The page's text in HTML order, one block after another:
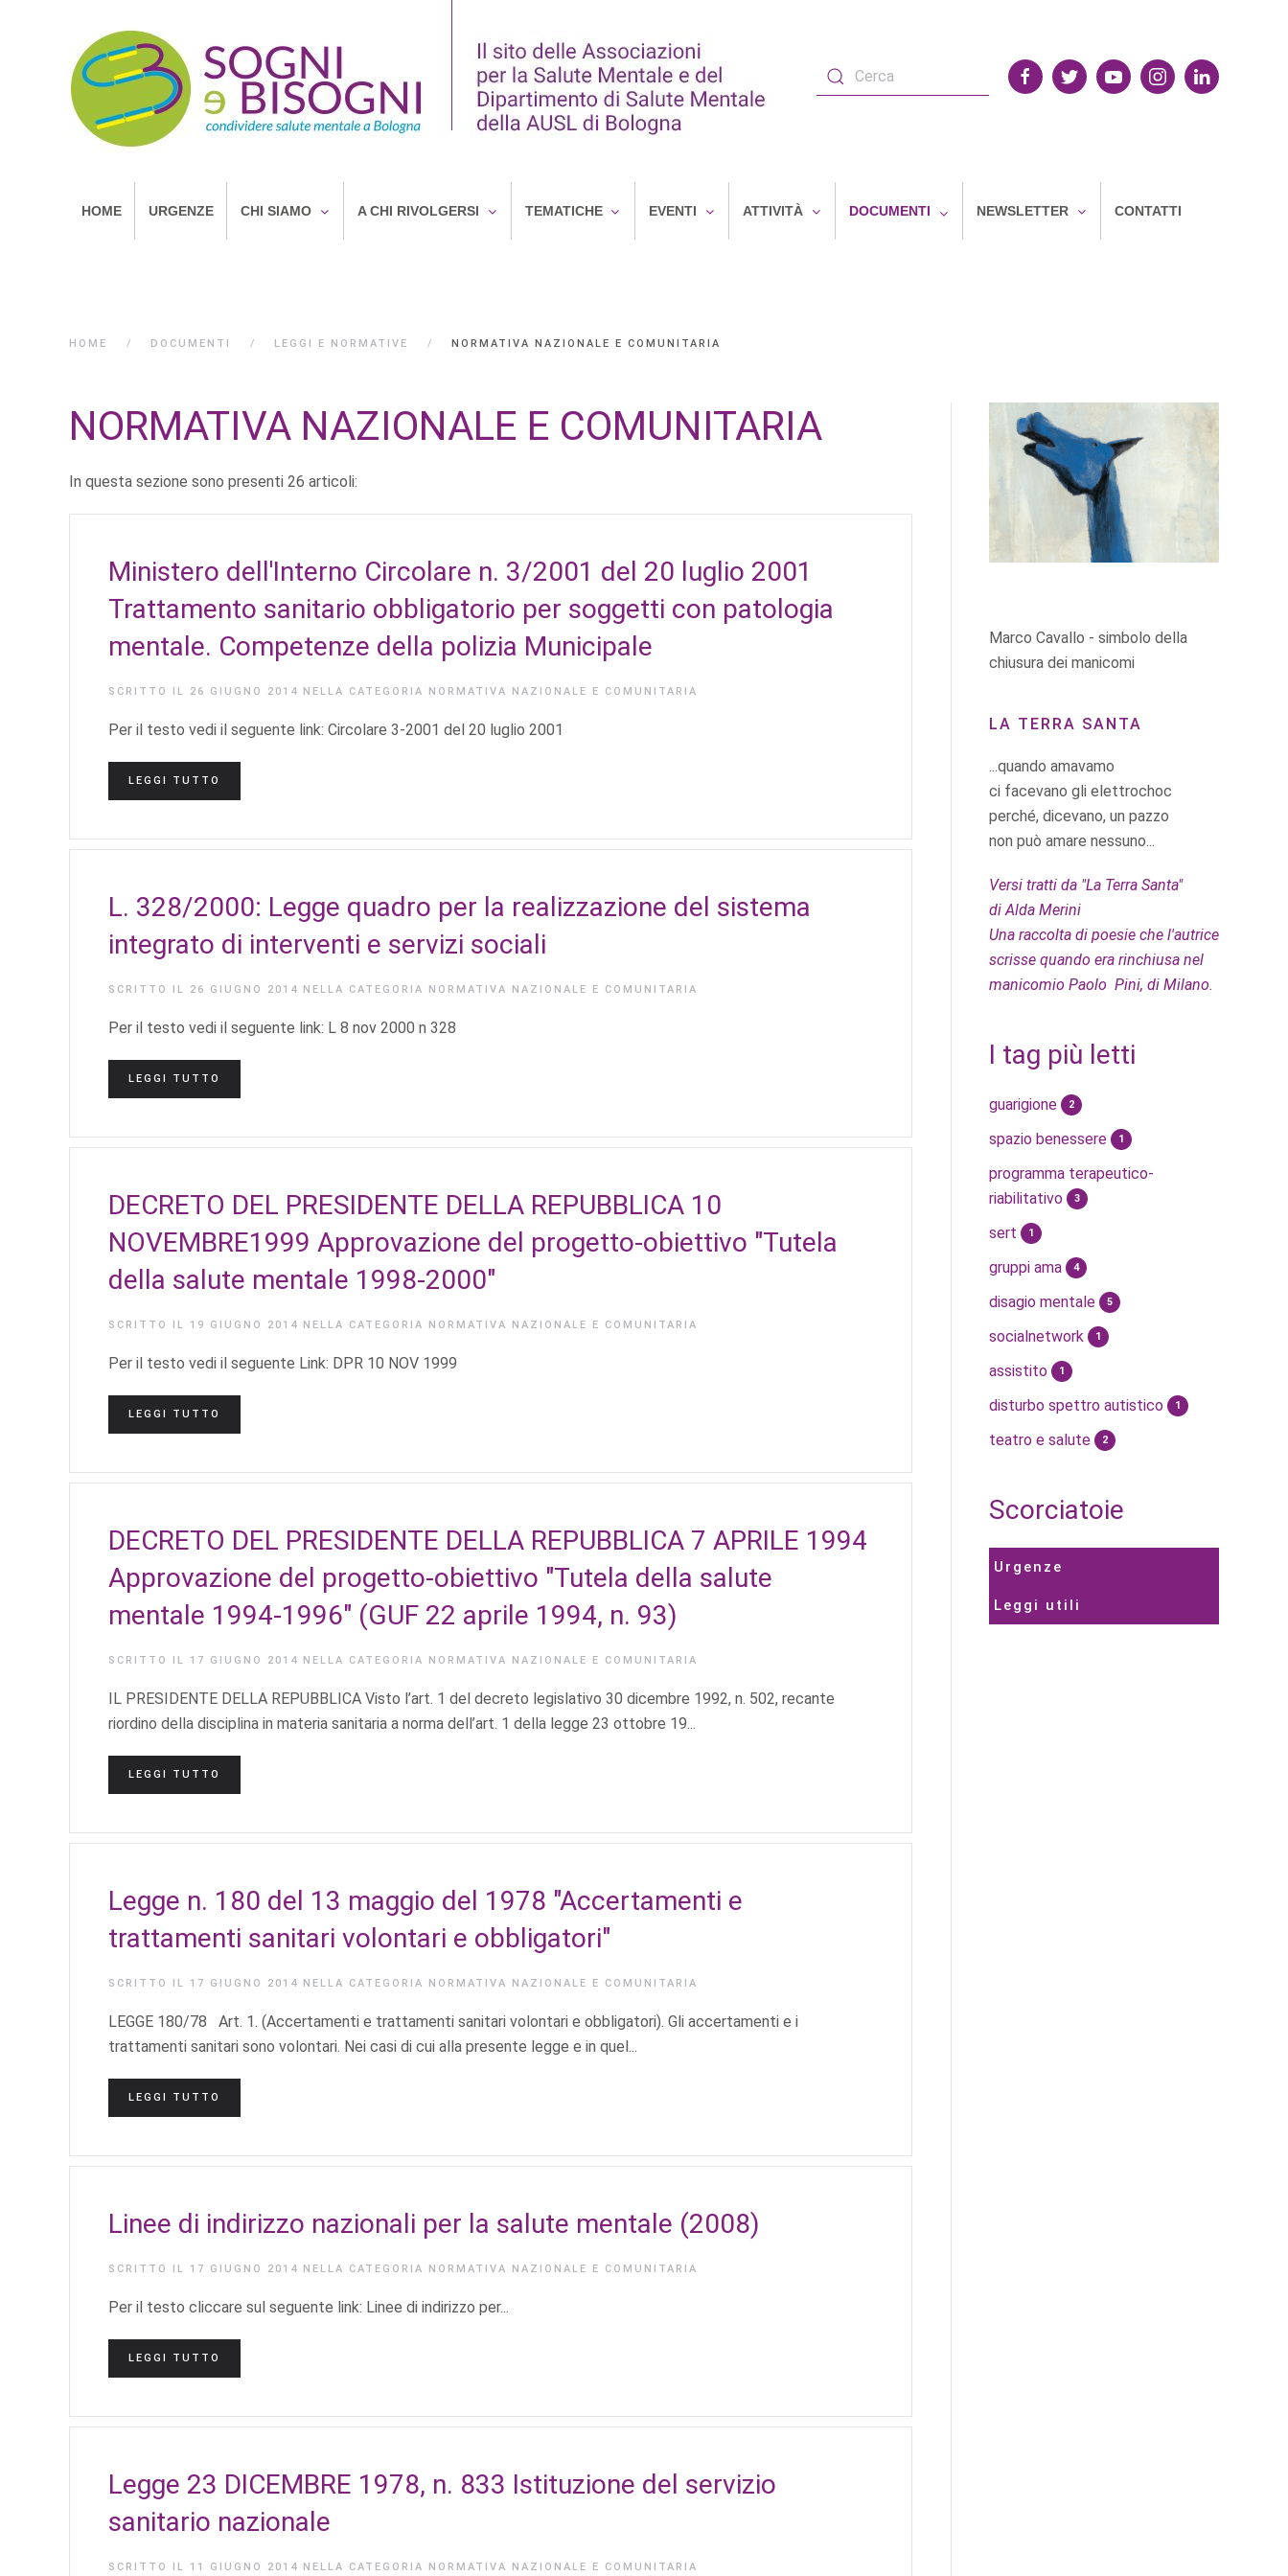
HOME URGENZE CHI SIAMO A CHI RIVOLGERSI TEMATICHE EVENTI ATTIVITÀ DOCUMENTI NEWSLETTER CONTATTI
HOME DOCUMENTI LEGGI E NORMATIVE NORMATIVA NAZIONALE E COMUNITARIA
NORMATIVA NAZIONALE E COMUNITARIA
In questa sezione sono presenti 26 articoli:
Ministero dell'Interno Circolare n. 3/2001 del 20 luglio 2001
Trattamento sanitario obbligatorio per soggetti con patologia
mentale. Competenze della polizia Municipale
SCRITTO IL 26 GIUGNO 2014 NELLA CATEGORIA NORMATIVA NAZIONALE E COMUNITARIA
Per il testo vedi il seguente link: Circolare 3-2001 del 20 luglio 2001
LEGGI TUTTO
L. 328/2000: Legge quadro per la realizzazione del sistema
integrato di interventi e servizi sociali
SCRITTO IL 26 GIUGNO 2014 NELLA CATEGORIA NORMATIVA NAZIONALE E COMUNITARIA
Per il testo vedi il seguente link: L 8 nov 2000 n 328
LEGGI TUTTO
DECRETO DEL PRESIDENTE DELLA REPUBBLICA 10
NOVEMBRE1999 Approvazione del progetto-obiettivo "Tutela
della salute mentale 1998-2000"
SCRITTO IL 19 GIUGNO 2014 NELLA CATEGORIA NORMATIVA NAZIONALE E COMUNITARIA
Per il testo vedi il seguente Link: DPR 10 NOV 1999
LEGGI TUTTO
DECRETO DEL PRESIDENTE DELLA REPUBBLICA 7 APRILE 1994
Approvazione del progetto-obiettivo "Tutela della salute
mentale 1994-1996" (GUF 22 aprile 1994, n. 93)
SCRITTO IL 17 GIUGNO 2014 NELLA CATEGORIA NORMATIVA NAZIONALE E COMUNITARIA
IL PRESIDENTE DELLA REPUBBLICA Visto l’art. 1 del decreto legislativo 30 dicembre 1992, n. 502, recante
riordino della disciplina in materia sanitaria a norma dell’art. 1 della legge 23 ottobre 19...
LEGGI TUTTO
Legge n. 180 del 13 maggio del 1978 "Accertamenti e
trattamenti sanitari volontari e obbligatori"
SCRITTO IL 17 GIUGNO 2014 NELLA CATEGORIA NORMATIVA NAZIONALE E COMUNITARIA
LEGGE 180/78 Art. 1. (Accertamenti e trattamenti sanitari volontari e obbligatori). Gli accertamenti e i
trattamenti sanitari sono volontari. Nei casi di cui alla presente legge e in quel...
LEGGI TUTTO
Linee di indirizzo nazionali per la salute mentale (2008)
SCRITTO IL 17 GIUGNO 2014 NELLA CATEGORIA NORMATIVA NAZIONALE E COMUNITARIA
Per il testo cliccare sul seguente link: Linee di indirizzo per...
LEGGI TUTTO
Legge 23 DICEMBRE 1978, n. 833 Istituzione del servizio
sanitario nazionale
SCRITTO IL 11 GIUGNO 2014 NELLA CATEGORIA NORMATIVA NAZIONALE E COMUNITARIA
Marco Cavallo - simbolo della
chiusura dei manicomi
LA TERRA SANTA
...quando amavamo
ci facevano gli elettrochoc
perché, dicevano, un pazzo
non può amare nessuno...
Versi tratti da "La Terra Santa"
di Alda Merini
Una raccolta di poesie che l'autrice
scrisse quando era rinchiusa nel
manicomio Paolo Pini, di Milano.
I tag più letti
guarigione 2
spazio benessere 1
programma terapeutico-
riabilitativo
3
sert 1
gruppi ama 4
disagio mentale 5
socialnetwork 1
assistito 1
disturbo spettro autistico 1
teatro e salute 2
Scorciatoie
Urgenze
Leggi utili